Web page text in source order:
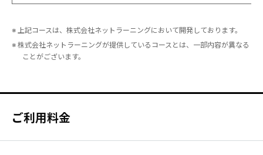
※ 上記コースは、株式会社ネットラーニングにおいて開発しております。
※ 株式会社ネットラーニングが提供しているコースとは、一部内容が異なる
ことがございます。
ご利用料金